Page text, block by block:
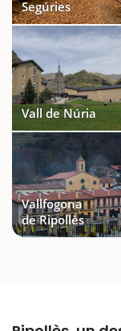
Segúries
Vall de Núria
Vallfogona
de Ripollès